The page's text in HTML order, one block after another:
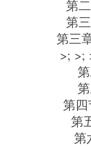
第
第
第三
>; >;
第四
第
第